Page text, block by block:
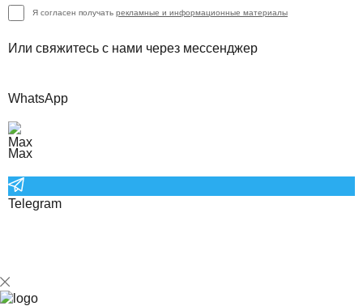
Я согласен получать рекламные и информационные материалы
Или свяжитесь с нами через мессенджер
WhatsApp
Max
Telegram